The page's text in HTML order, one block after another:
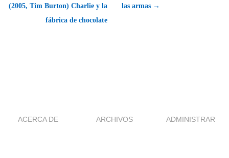
(2005, Tim Burton) Charlie y la
fábrica de chocolate
las armas →
ACERCA DE ARCHIVOS ADMINISTRAR